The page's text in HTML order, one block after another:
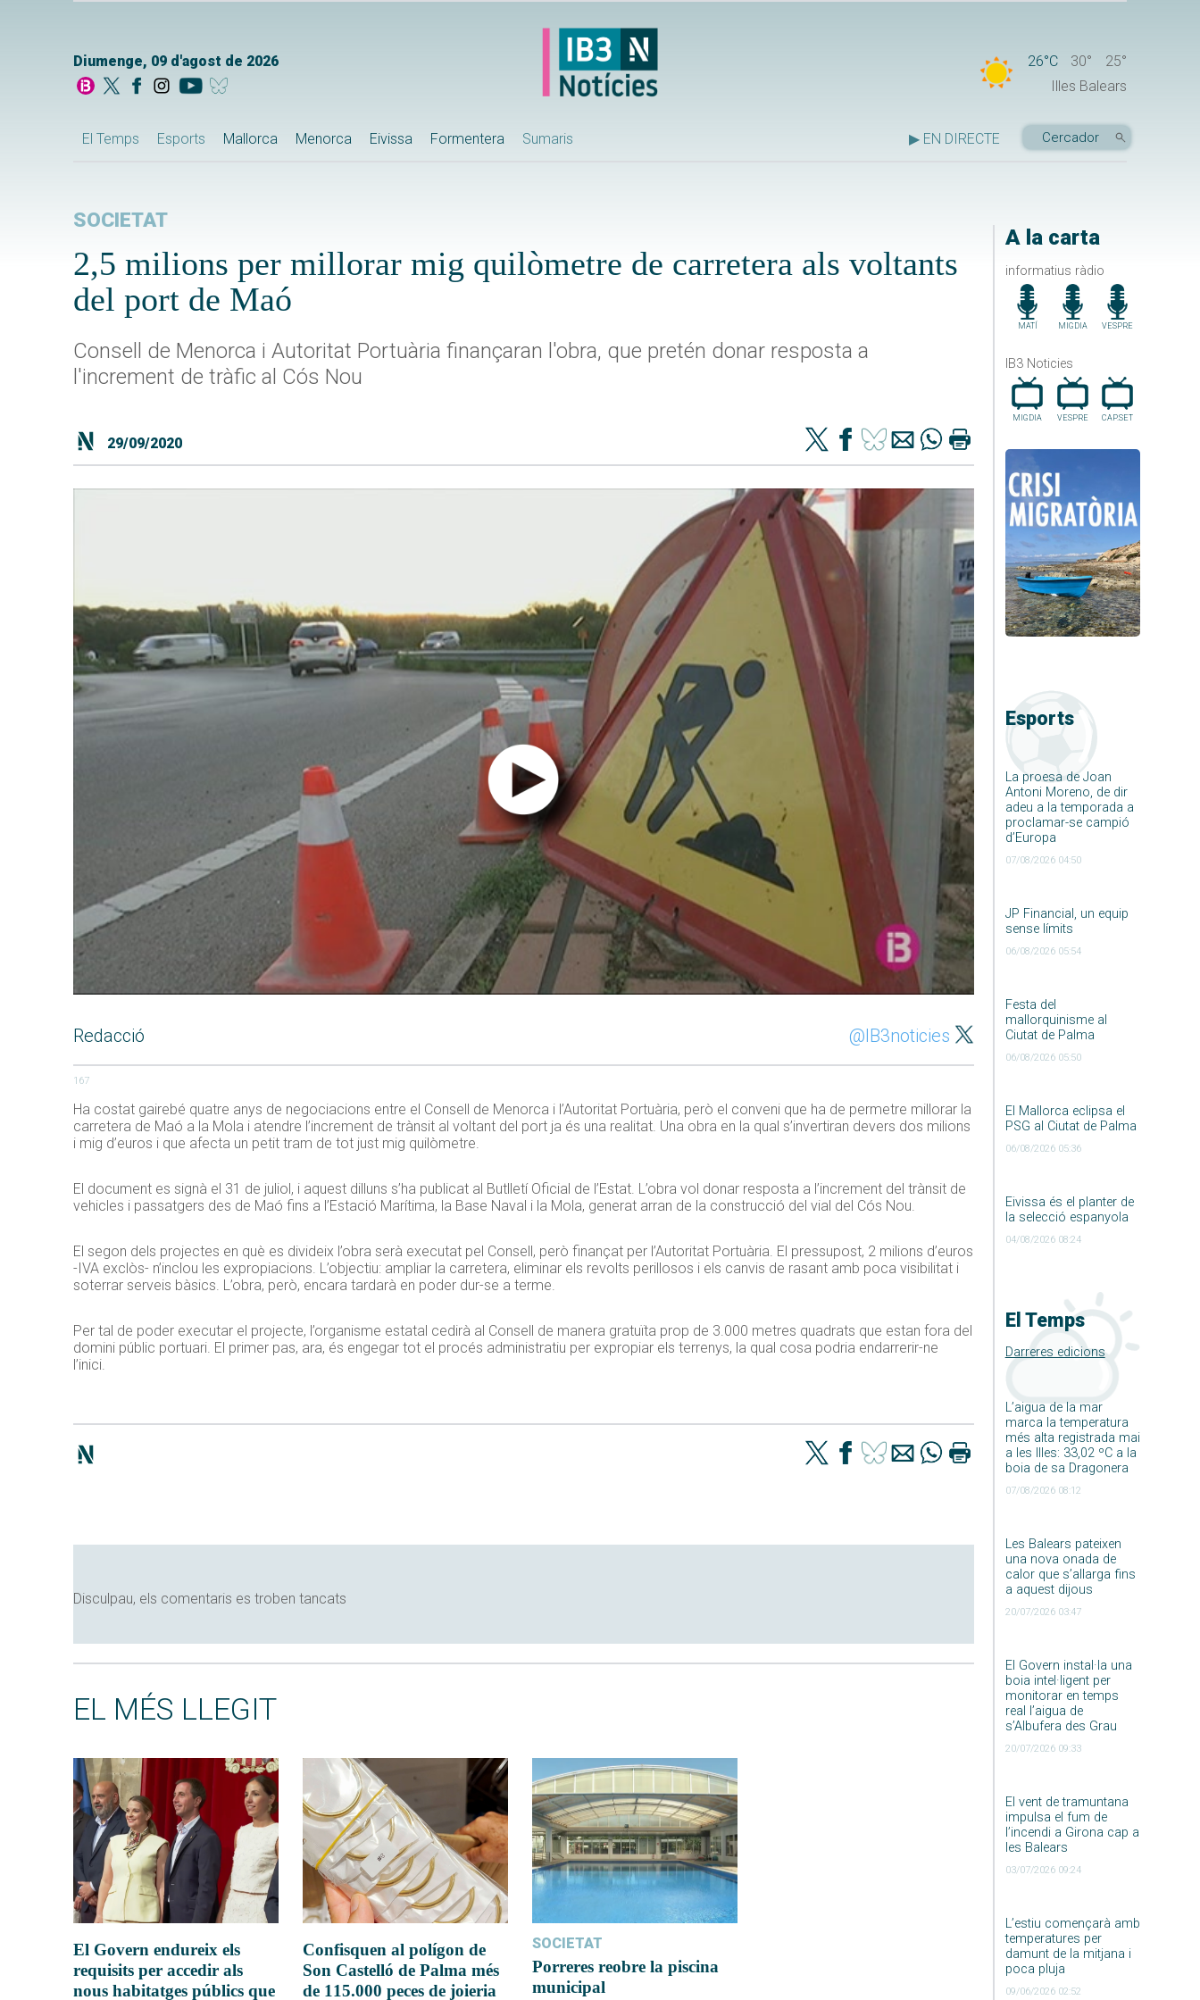
Diumenge, 09 d'agost de 2026 26°C 30°
25°
Illes Balears
El Temps Esports Mallorca Menorca Eivissa Formentera Sumaris ▶ EN DIRECTE
A la carta
informatius ràdio
MATÍ MIGDIA VESPRE
IB3 Noticies
MIGDIA VESPRE CAP.SET
Esports
La proesa de Joan
Antoni Moreno, de dir
adeu a la temporada a
proclamar-se campió
d’Europa
07/08/2026 04:50
JP Financial, un equip
sense límits
06/08/2026 05:54
Festa del
mallorquinisme al
Ciutat de Palma
06/08/2026 05:50
El Mallorca eclipsa el
PSG al Ciutat de Palma
06/08/2026 05:36
Eivissa és el planter de
la selecció espanyola
04/08/2026 08:24
El Temps
Darreres edicions
L’aigua de la mar
marca la temperatura
més alta registrada mai
a les Illes: 33,02 ºC a la
boia de sa Dragonera
07/08/2026 08:12
Les Balears pateixen
una nova onada de
calor que s’allarga fins
a aquest dijous
20/07/2026 03:47
El Govern instal·la una
boia intel·ligent per
monitorar en temps
real l’aigua de
s’Albufera des Grau
20/07/2026 09:33
El vent de tramuntana
impulsa el fum de
l’incendi a Girona cap a
les Balears
03/07/2026 09:24
L’estiu començarà amb
temperatures per
damunt de la mitjana i
poca pluja
09/06/2026 02:52
SOCIETAT
2,5 milions per millorar mig quilòmetre de carretera als voltants
del port de Maó
Consell de Menorca i Autoritat Portuària finançaran l'obra, que pretén donar resposta a
l'increment de tràfic al Cós Nou
29/09/2020
Redacció @IB3noticies
167
Ha costat gairebé quatre anys de negociacions entre el Consell de Menorca i l’Autoritat Portuària, però el conveni que ha de permetre millorar la
carretera de Maó a la Mola i atendre l’increment de trànsit al voltant del port ja és una realitat. Una obra en la qual s’invertiran devers dos milions
i mig d’euros i que afecta un petit tram de tot just mig quilòmetre.
El document es signà el 31 de juliol, i aquest dilluns s’ha publicat al Butlletí Oficial de l’Estat. L’obra vol donar resposta a l’increment del trànsit de
vehicles i passatgers des de Maó fins a l’Estació Marítima, la Base Naval i la Mola, generat arran de la construcció del vial del Cós Nou.
El segon dels projectes en què es divideix l’obra serà executat pel Consell, però finançat per l’Autoritat Portuària. El pressupost, 2 milions d’euros
-IVA exclòs- n’inclou les expropiacions. L’objectiu: ampliar la carretera, eliminar els revolts perillosos i els canvis de rasant amb poca visibilitat i
soterrar serveis bàsics. L’obra, però, encara tardarà en poder dur-se a terme.
Per tal de poder executar el projecte, l’organisme estatal cedirà al Consell de manera gratuïta prop de 3.000 metres quadrats que estan fora del
domini públic portuari. El primer pas, ara, és engegar tot el procés administratiu per expropiar els terrenys, la qual cosa podria endarrerir-ne
l’inici.
Disculpau, els comentaris es troben tancats
EL MÉS LLEGIT
El Govern endureix els
requisits per accedir als
nous habitatges públics que
Confisquen al polígon de
Son Castelló de Palma més
de 115.000 peces de joieria
SOCIETAT
Porreres reobre la piscina
municipal